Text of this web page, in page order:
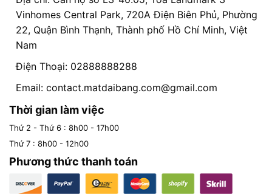
Vinhomes Central Park, 720A Điện Biên Phủ, Phường
22, Quận Bình Thạnh, Thành phố Hồ Chí Minh, Việt
Nam
Điện Thoại: 02888888288
Email: contact.matdaibang.com@gmail.com
Thời gian làm việc
Thứ 2 - Thứ 6 : 8h00 - 17h00
Thứ 7 : 8h00 - 12h00
Phương thức thanh toán